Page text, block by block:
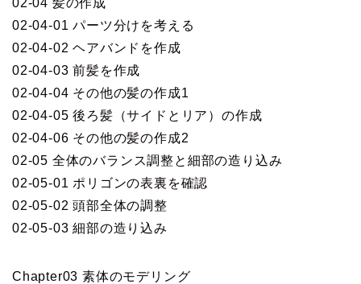
02-04 髪の作成
02-04-01 パーツ分けを考える
02-04-02 ヘアバンドを作成
02-04-03 前髪を作成
02-04-04 その他の髪の作成1
02-04-05 後ろ髪（サイドとリア）の作成
02-04-06 その他の髪の作成2
02-05 全体のバランス調整と細部の造り込み
02-05-01 ポリゴンの表裏を確認
02-05-02 頭部全体の調整
02-05-03 細部の造り込み
Chapter03 素体のモデリング